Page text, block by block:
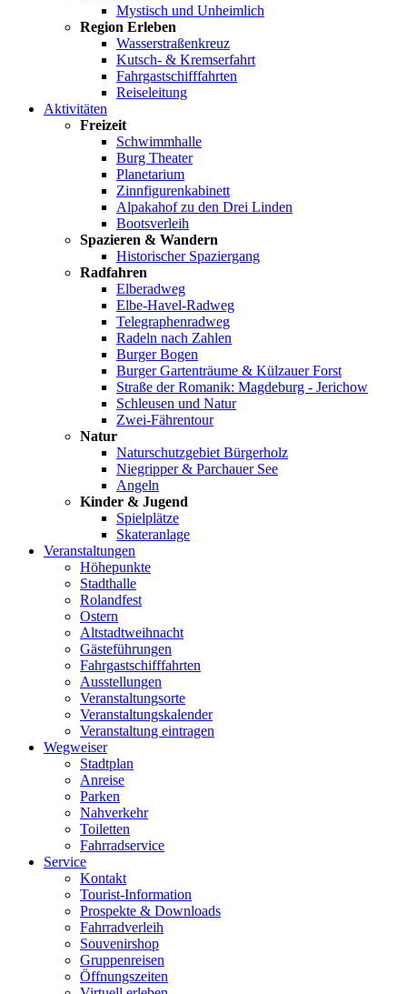
Mystisch und Unheimlich
Region Erleben
Wasserstraßenkreuz
Kutsch- & Kremserfahrt
Fahrgastschifffahrten
Reiseleitung
Aktivitäten
Freizeit
Schwimmhalle
Burg Theater
Planetarium
Zinnfigurenkabinett
Alpakahof zu den Drei Linden
Bootsverleih
Spazieren & Wandern
Historischer Spaziergang
Radfahren
Elberadweg
Elbe-Havel-Radweg
Telegraphenradweg
Radeln nach Zahlen
Burger Bogen
Burger Gartenträume & Külzauer Forst
Straße der Romanik: Magdeburg - Jerichow
Schleusen und Natur
Zwei-Fährentour
Natur
Naturschutzgebiet Bürgerholz
Niegripper & Parchauer See
Angeln
Kinder & Jugend
Spielplätze
Skateranlage
Veranstaltungen
Höhepunkte
Stadthalle
Rolandfest
Ostern
Altstadtweihnacht
Gästeführungen
Fahrgastschifffahrten
Ausstellungen
Veranstaltungsorte
Veranstaltungskalender
Veranstaltung eintragen
Wegweiser
Stadtplan
Anreise
Parken
Nahverkehr
Toiletten
Fahrradservice
Service
Kontakt
Tourist-Information
Prospekte & Downloads
Fahrradverleih
Souvenirshop
Gruppenreisen
Öffnungszeiten